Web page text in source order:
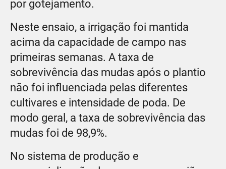
por gotejamento.
Neste ensaio, a irrigação foi mantida
acima da capacidade de campo nas
primeiras semanas. A taxa de
sobrevivência das mudas após o plantio
não foi influenciada pelas diferentes
cultivares e intensidade de poda. De
modo geral, a taxa de sobrevivência das
mudas foi de 98,9%.
No sistema de produção e